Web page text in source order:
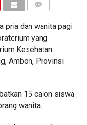
pria dan wanita pagi
yang
Kesehatan
Ambon, Provinsi
15 calon siswa
wanita.